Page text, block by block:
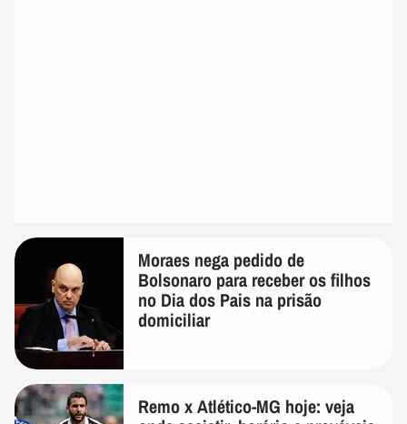
Moraes nega pedido de
Bolsonaro para receber os filhos
no Dia dos Pais na prisão
domiciliar
Remo x Atlético-MG hoje: veja